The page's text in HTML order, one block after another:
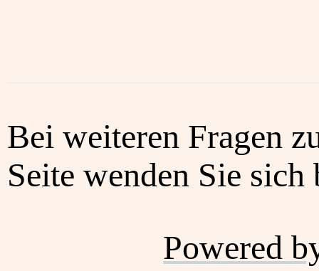
Bei weiteren Fragen
Seite wenden Sie
Powered